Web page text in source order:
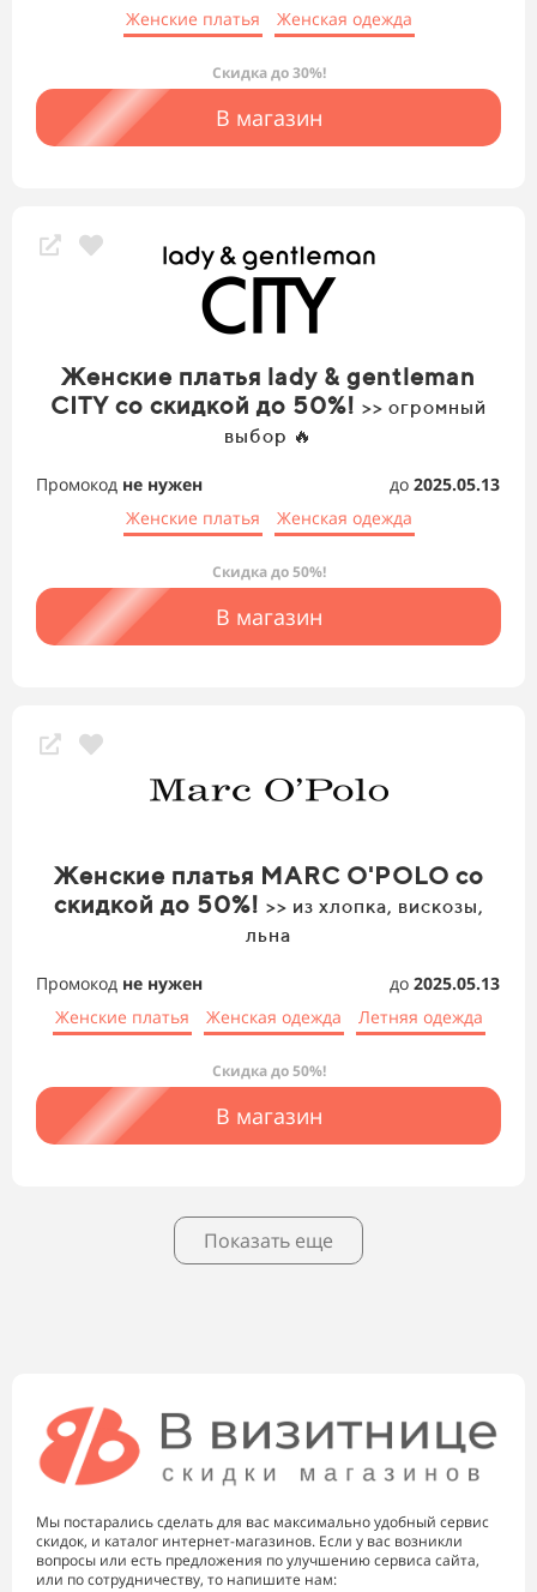
Женские платья Женская одежда
Скидка до 30%!
В магазин
Женские платья lady & gentleman
CITY со скидкой до 50%! >> огромный
выбор 🔥
Промокод не нужен до 2025.05.13
Женские платья
Женская одежда
Скидка до 50%!
В магазин
Женские платья MARC O'POLO со
скидкой до 50%! >> из хлопка, вискозы,
льна
Промокод не нужен до 2025.05.13
Женские платья
Женская одежда Летняя одежда
Скидка до 50%!
В магазин
Показать еще
Мы постарались сделать для вас максимально удобный сервис
скидок, и каталог интернет-магазинов. Если у вас возникли
вопросы или есть предложения по улучшению сервиса сайта,
или по сотрудничеству, то напишите нам: